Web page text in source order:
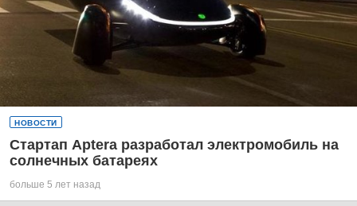
НОВОСТИ
Стартап Aptera разработал электромобиль на
солнечных батареях
больше 5 лет назад